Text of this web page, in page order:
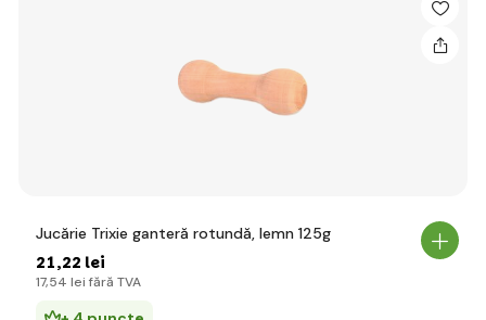
Jucărie Trixie ganteră rotundă, lemn 125g
21,22 lei
17,54 lei fără TVA